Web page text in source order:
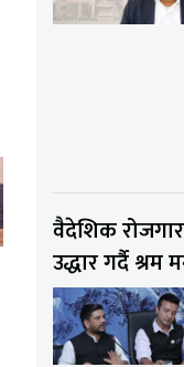
वैदेशिक
उद्धार गर्दै श्रम